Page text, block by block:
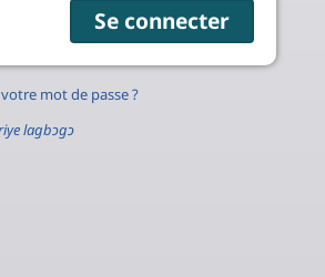
mot de passe ?
lagbɔgɔ